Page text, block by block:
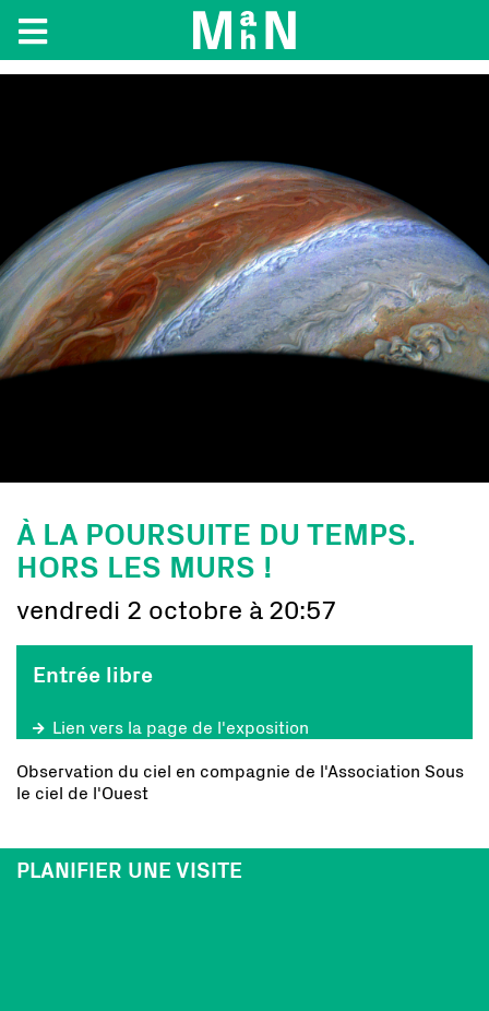
À LA POURSUITE DU TEMPS.
HORS LES MURS !
vendredi 2 octobre à 20:57
Entrée libre
Lien vers la page de l'exposition
Observation du ciel en compagnie de l'Association Sous
le ciel de l'Ouest
PLANIFIER UNE VISITE